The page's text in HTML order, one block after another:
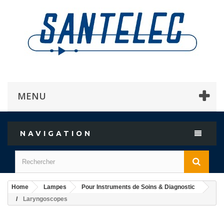
MENU
NAVIGATION
Home Lampes
Pour Instruments de Soins & Diagnostic
Laryngoscopes